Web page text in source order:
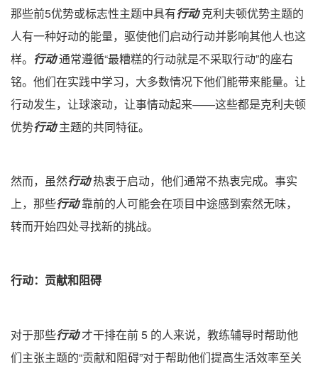
那些前5优势或标志性主题中具有行动克利夫顿优势主题的
人有一种好动的能量，驱使他们启动行动并影响其他人也这
样。 行动通常遵循“最糟糕的行动就是不采取行动”的座右
铭。他们在实践中学习，大多数情况下他们能带来能量。让
行动发生，让球滚动，让事情动起来——这些都是克利夫顿
优势行动主题的共同特征。
然而，虽然行动热衷于启动，他们通常不热衷完成。事实
上，那些行动靠前的人可能会在项目中途感到索然无味，
转而开始四处寻找新的挑战。
行动：贡献和阻碍
对于那些行动才干排在前 5 的人来说，教练辅导时帮助他
们主张主题的“贡献和阻碍”对于帮助他们提高生活效率至关